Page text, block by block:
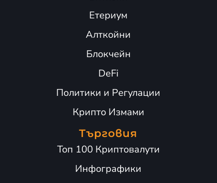
Етериум
Алткойни
Блокчейн
DeFi
Политики и Регулации
Крипто Измами
Търговия
Топ 100 Криптовалути
Инфографики